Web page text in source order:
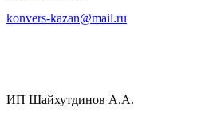
konvers-kazan@mail.ru
ИП Шайхутдинов А.А.